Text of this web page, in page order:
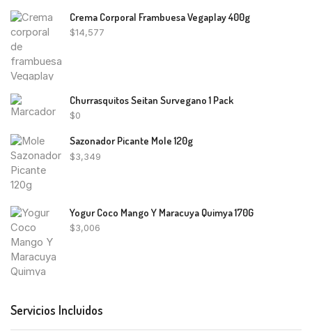
Crema Corporal Frambuesa Vegaplay 400g
$14,577
Churrasquitos Seitan Survegano 1 Pack
$0
Sazonador Picante Mole 120g
$3,349
Yogur Coco Mango Y Maracuya Quimya 170G
$3,006
Servicios Incluidos